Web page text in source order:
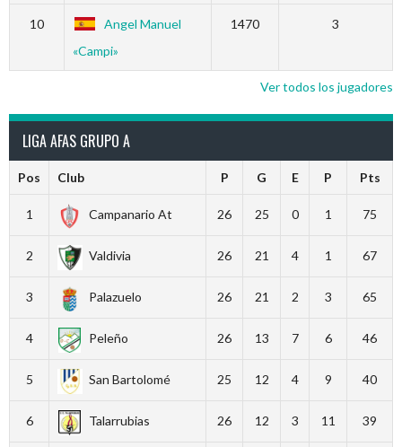
10
Angel Manuel
«Campi»
1470 3
Ver todos los jugadores
LIGA AFAS GRUPO A
Pos Club P G E P Pts
1 Campanario At 26 25 0 1 75
2 Valdivia 26 21 4 1 67
3 Palazuelo 26 21 2 3 65
4 Peleño 26 13 7 6 46
5 San Bartolomé 25 12 4 9 40
6 Talarrubias 26 12 3 11 39